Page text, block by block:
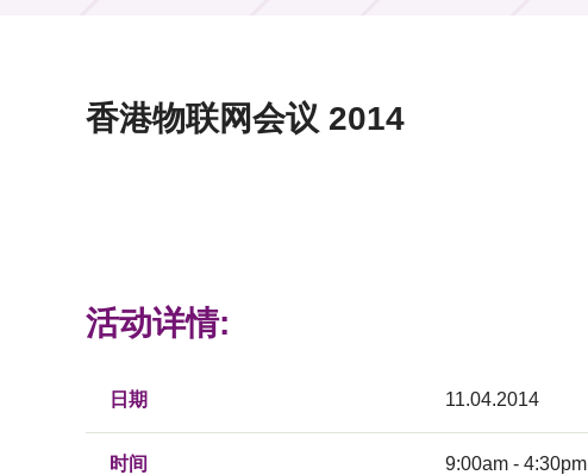
出版刊物
香港物联网会议 2014
活动详情:
日期 11.04.2014
时间 9:00am - 4:30pm